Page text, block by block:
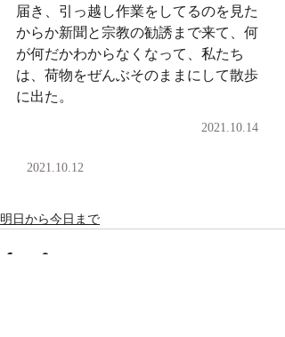
届き、引っ越し作業をしてるのを見た
からか新聞と宗教の勧誘まで来て、何
が何だかわからなくなって、私たち
は、荷物をぜんぶそのままにして散歩
に出た。
2021.10.14
2021.10.12
明日から今日まで